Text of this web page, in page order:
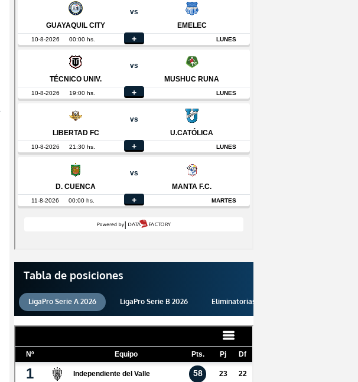
Tabla de posiciones
LigaPro Serie A 2026 LigaPro Serie B 2026 Eliminatorias 2026